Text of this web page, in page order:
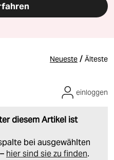
Neueste / Älteste
diesem Artikel ist
bei ausgewählten
hier sind sie zu finden.
einloggen